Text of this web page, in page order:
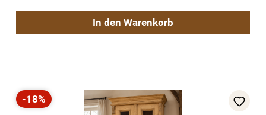
In den Warenkorb
Rabatt
-18%